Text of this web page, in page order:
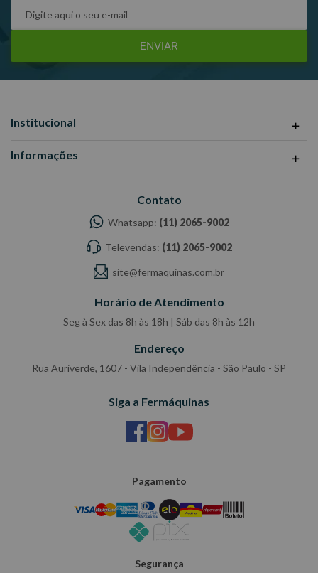
ENVIAR
Institucional
Informações
Contato
Whatsapp: (11) 2065-9002
Televendas: (11) 2065-9002
site@fermaquinas.com.br
Horário de Atendimento
Seg à Sex das 8h às 18h | Sáb das 8h às 12h
Endereço
Rua Auriverde, 1607 - Vila Independência - São Paulo - SP
Siga a Fermáquinas
Pagamento
Segurança